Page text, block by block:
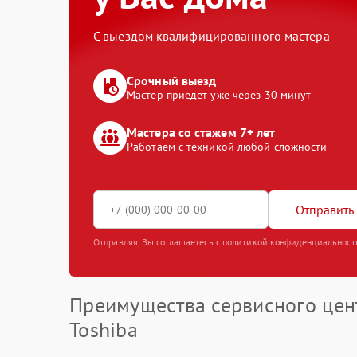
С выездом квалифицированного мастера
Срочный выезд
Мастер приедет уже через 30 минут
Мастера со стажем 7+ лет
Работаем с техникой любой сложности
Отправить
Отправляя, Вы соглашаетесь с политикой
Преимущества сервисного
Toshiba